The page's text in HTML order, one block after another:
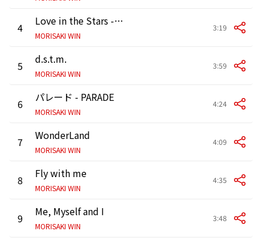
4 Love in the Stars -星が巡り逢う夜に-
MORISAKI WIN
3:19
5 d.s.t.m.
MORISAKI WIN
3:59
6 パレード - PARADE
MORISAKI WIN
4:24
7 WonderLand
MORISAKI WIN
4:09
8 Fly with me
MORISAKI WIN
4:35
9 Me, Myself and I
MORISAKI WIN
3:48